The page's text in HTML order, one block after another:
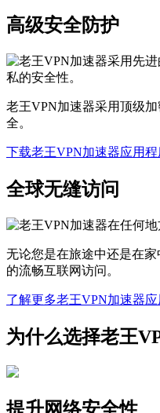
高级安全防护
老王VPN加速器采用顶级
全。
下载老王VPN加速器应用程
全球无缝访问
无论您是在旅途中还是在
的流畅互联网访问。
了解更多老王VPN加速器
为什么选择老王
提升网络安全性